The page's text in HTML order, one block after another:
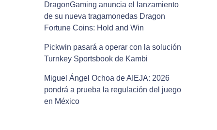
DragonGaming anuncia el lanzamiento
de su nueva tragamonedas Dragon
Fortune Coins: Hold and Win
Pickwin pasará a operar con la solución
Turnkey Sportsbook de Kambi
Miguel Ángel Ochoa de AIEJA: 2026
pondrá a prueba la regulación del juego
en México